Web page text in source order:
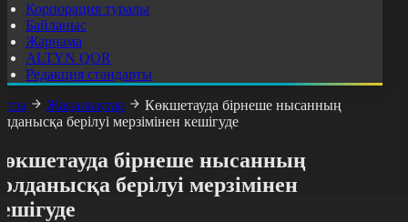
Корпорация туралы
Байланыс
Жарнама
ALTYN QOR
Редакция стандарты
Жаңалықтар
Көкшетауда бірнеше нысанның
берілуі мерзімінен кешігуде
бірнеше нысанның
берілуі мерзімінен